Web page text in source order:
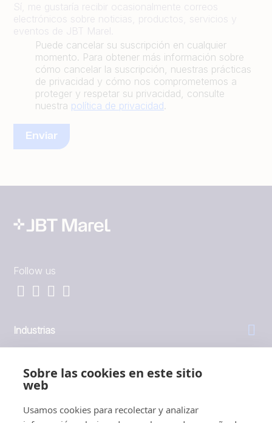
Sobre las cookies en este sitio
web
Usamos cookies para recolectar y analizar
Sí, me gustaría recibir ocasionalmente correos
electrónicos sobre noticias, productos, servicios y
eventos de JBT Marel.
Puede cancelar su suscripción en cualquier
momento. Para obtener más información sobre
cómo cancelar la suscripción, nuestras prácticas
de privacidad y cómo nos comprometemos a
proteger y respetar su privacidad, consulte
nuestra política de privacidad.
Follow us
Industrias